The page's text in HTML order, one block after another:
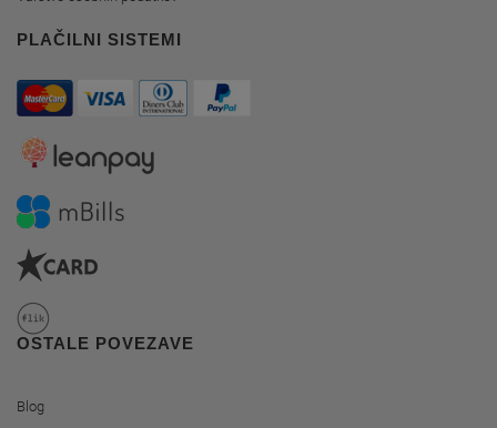
PLAČILNI SISTEMI
OSTALE POVEZAVE
Blog